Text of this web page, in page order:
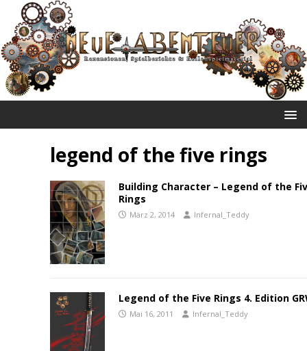
legend of the five rings
Building Character – Legend of the
Rings
März 2, 2014 Infernal_Teddy
Legend of the Five Rings 4. Edition
Mai 16, 2011 Infernal_Teddy